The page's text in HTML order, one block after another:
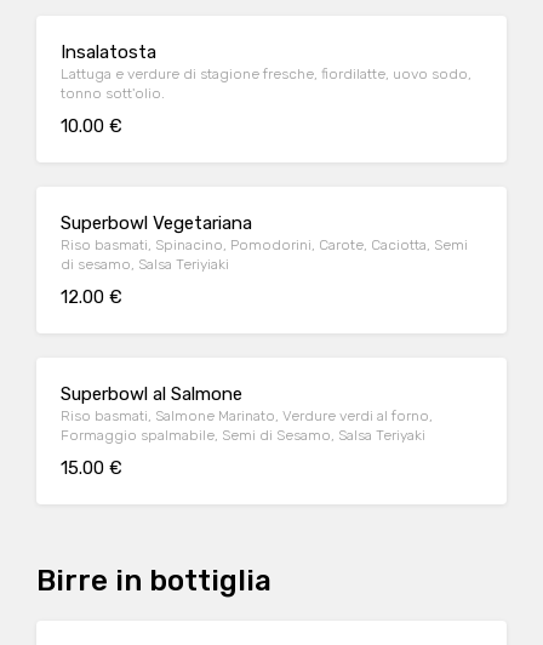
Insalatosta
Lattuga e verdure di stagione fresche, fiordilatte, uovo sodo,
tonno sott'olio.
10.00 €
Superbowl Vegetariana
Riso basmati, Spinacino, Pomodorini, Carote, Caciotta, Semi
di sesamo, Salsa Teriyiaki
12.00 €
Superbowl al Salmone
Riso basmati, Salmone Marinato, Verdure verdi al forno,
Formaggio spalmabile, Semi di Sesamo, Salsa Teriyaki
15.00 €
Birre in bottiglia